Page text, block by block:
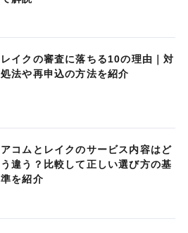
レイクの審査に落ちる10の理由｜対
処法や再申込の方法を紹介
アコムとレイクのサービス内容はど
う違う？比較して正しい選び方の基
準を紹介